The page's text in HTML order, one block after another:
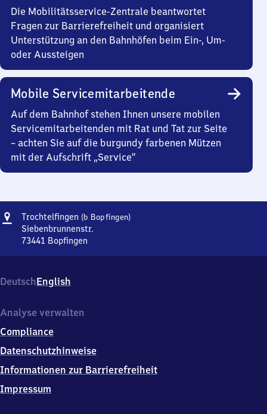
Die Mobilitätsservice-Zentrale beantwortet
Fragen zur Barrierefreiheit und organisiert
Unterstützung an den Bahnhöfen beim Ein-, Um-
oder Aussteigen
Mobile Servicemitarbeitende
Auf dem Bahnhof stehen Ihnen unsere mobilen
Servicemitarbeitenden mit Rat und Tat zur Seite
– achten Sie auf die burgundy farbenen Mützen
mit der Aufschrift „Service“
Adresse
Trochtelfingen (b Bopfingen)Trochtelfingen
Siebenbrunnenstr.
73441 Bopfingen
Bopfingen),
Siebenbrunnenstr.,
3
4
1
DeutschEnglish
Analyse verwalten
Compliance
Datenschutzhinweise
Informationen zur Barrierefreiheit
Impressum